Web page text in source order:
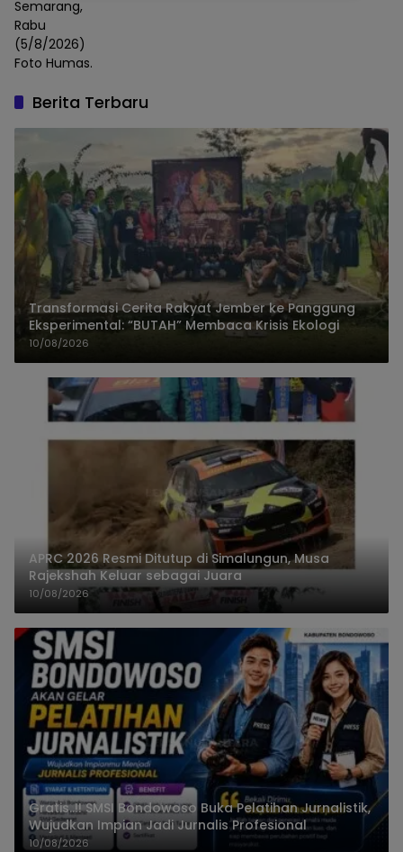
Semarang,
Rabu
(5/8/2026)
Foto Humas.
Berita Terbaru
Transformasi Cerita Rakyat Jember ke Panggung
Eksperimental: “BUTAH” Membaca Krisis Ekologi
10/08/2026
APRC 2026 Resmi Ditutup di Simalungun, Musa
Rajekshah Keluar sebagai Juara
10/08/2026
Gratis..!! SMSI Bondowoso Buka Pelatihan Jurnalistik,
Wujudkan Impian Jadi Jurnalis Profesional
10/08/2026